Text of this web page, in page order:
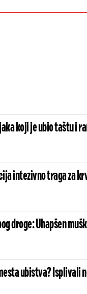
koji je ubio taštu i
intezivno traga za
droge: Uhapšen
ubistva? Isplivali